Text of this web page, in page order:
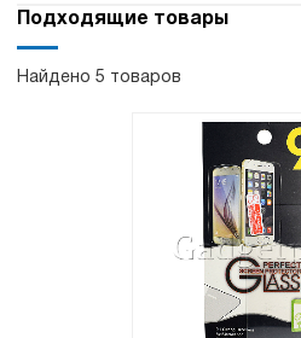
Подходящие товары
Найдено 5 товаров